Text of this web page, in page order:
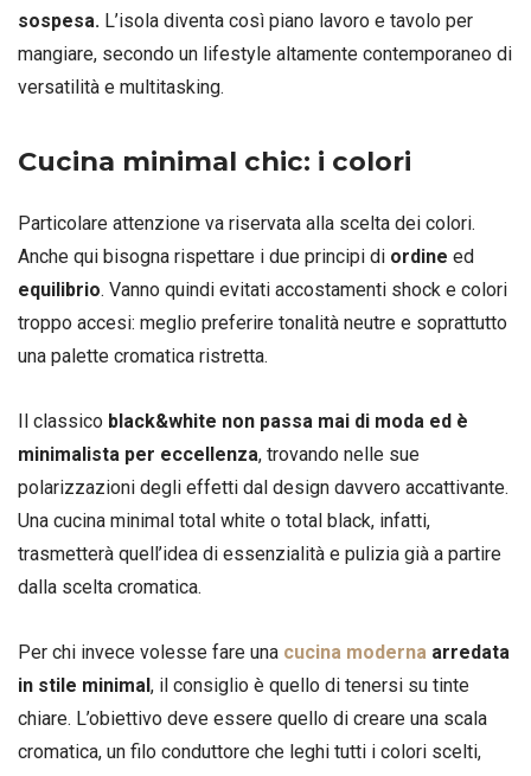
sospesa. L’isola diventa così piano lavoro e tavolo per
mangiare, secondo un lifestyle altamente contemporaneo di
versatilità e multitasking.
Cucina minimal chic: i colori
Particolare attenzione va riservata alla scelta dei colori.
Anche qui bisogna rispettare i due principi di ordine ed
equilibrio. Vanno quindi evitati accostamenti shock e colori
troppo accesi: meglio preferire tonalità neutre e soprattutto
una palette cromatica ristretta.
Il classico black&white non passa mai di moda ed è
minimalista per eccellenza, trovando nelle sue
polarizzazioni degli effetti dal design davvero accattivante.
Una cucina minimal total white o total black, infatti,
trasmetterà quell’idea di essenzialità e pulizia già a partire
dalla scelta cromatica.
Per chi invece volesse fare una cucina moderna arredata
in stile minimal, il consiglio è quello di tenersi su tinte
chiare. L’obiettivo deve essere quello di creare una scala
cromatica, un filo conduttore che leghi tutti i colori scelti,